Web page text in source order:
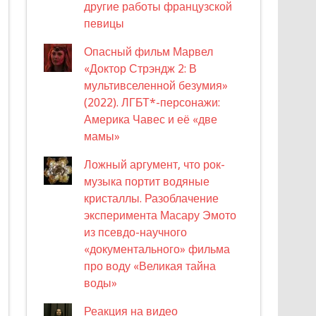
другие работы французской
певицы
Опасный фильм Марвел
«Доктор Стрэндж 2: В
мультивселенной безумия»
(2022). ЛГБТ*-персонажи:
Америка Чавес и её «две
мамы»
Ложный аргумент, что рок-
музыка портит водяные
кристаллы. Разоблачение
эксперимента Масару Эмото
из псевдо-научного
«документального» фильма
про воду «Великая тайна
воды»
Реакция на видео